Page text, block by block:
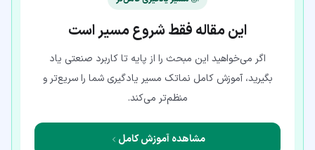
این مقاله فقط شروع مسیر است
اگر می‌خواهید این مبحث را از پایه تا کاربرد صنعتی یاد
بگیرید، آموزش کامل نماتک مسیر یادگیری شما را سریع‌تر و
منظم‌تر می‌کند.
مشاهده آموزش کامل